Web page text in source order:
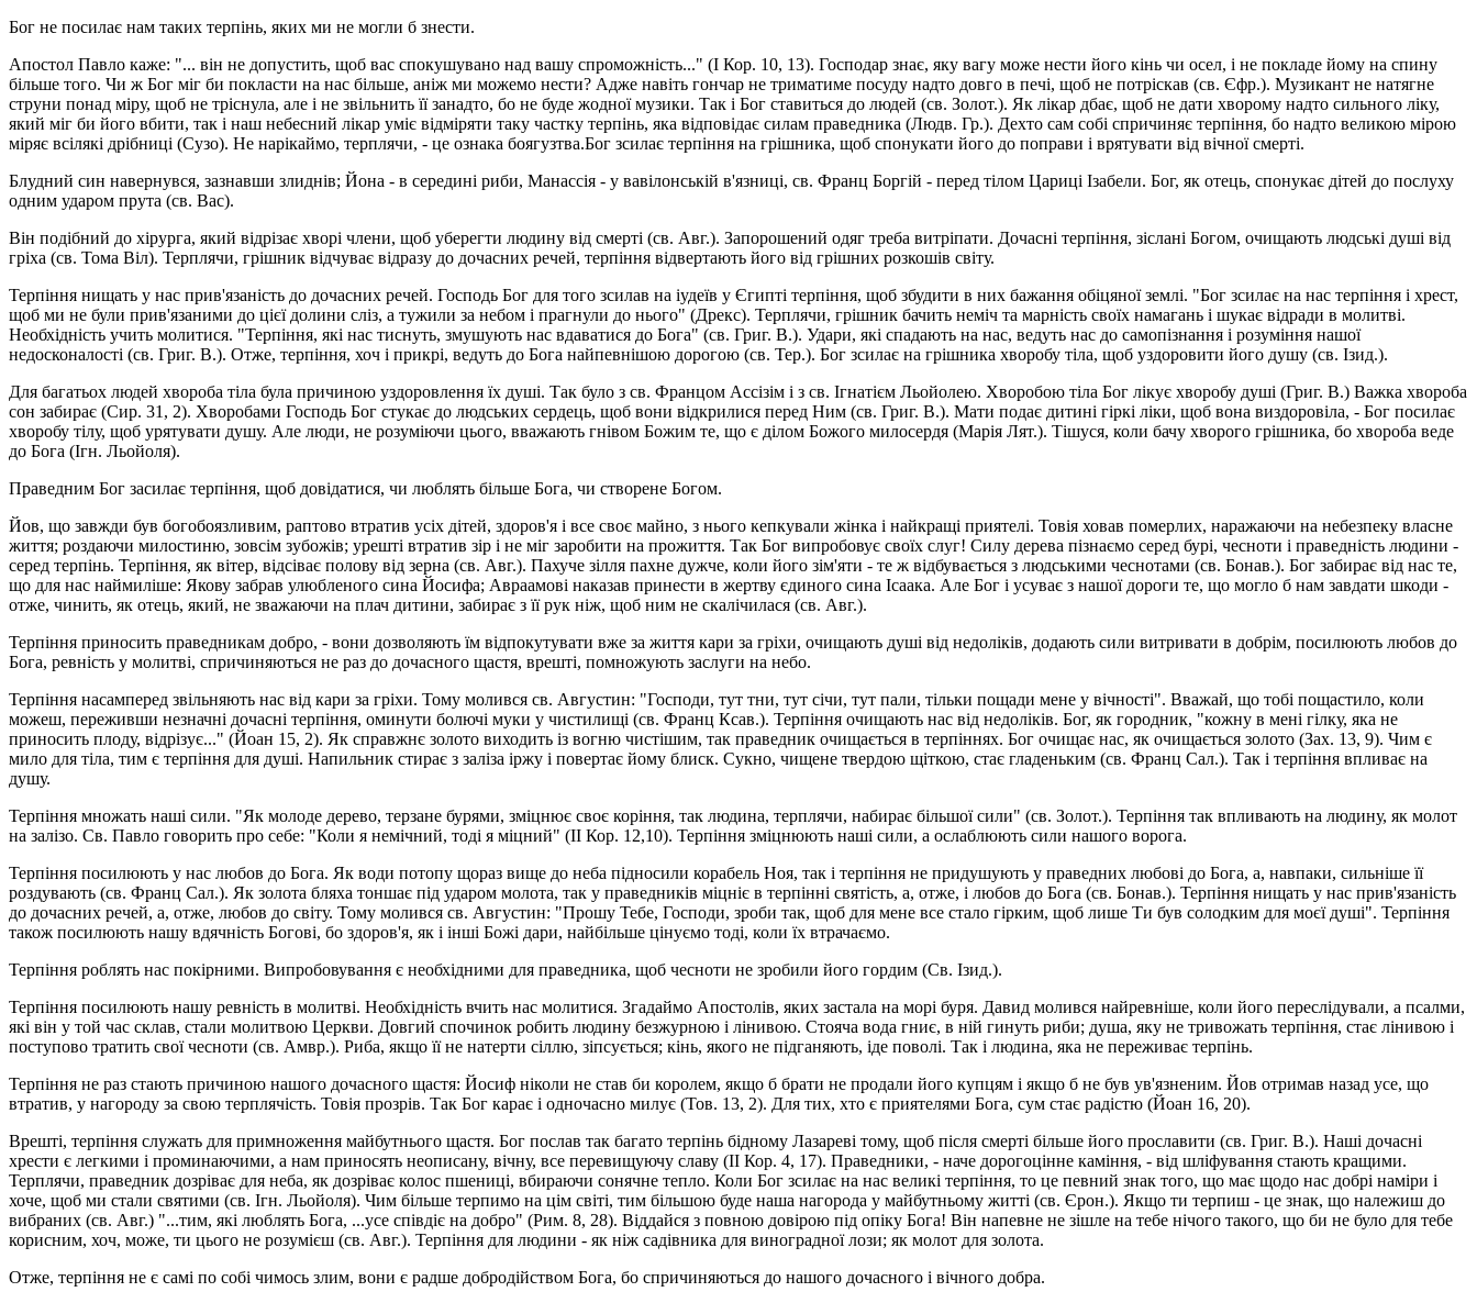
Бог не посилає нам таких терпінь, яких ми не могли б знести.
Апостол Павло каже: "... він не допустить, щоб вас спокушувано над вашу спроможність..." (І Кор. 10, 13). Господар знає, яку вагу може нести його кінь чи осел, і не покладе йому на спину
більше того. Чи ж Бог міг би покласти на нас більше, аніж ми можемо нести? Адже навіть гончар не триматиме посуду надто довго в печі, щоб не потріскав (св. Єфр.). Музикант не натягне
струни понад міру, щоб не тріснула, але і не звільнить її занадто, бо не буде жодної музики. Так і Бог ставиться до людей (св. Золот.). Як лікар дбає, щоб не дати хворому надто сильного ліку,
який міг би його вбити, так і наш небесний лікар уміє відміряти таку частку терпінь, яка відповідає силам праведника (Людв. Гр.). Дехто сам собі спричиняє терпіння, бо надто великою мірою
міряє всілякі дрібниці (Сузо). Не нарікаймо, терплячи, - це ознака боягузтва.Бог зсилає терпіння на грішника, щоб спонукати його до поправи і врятувати від вічної смерті.
Блудний син навернувся, зазнавши злиднів; Йона - в середині риби, Манассія - у вавілонській в'язниці, св. Франц Боргій - перед тілом Цариці Ізабели. Бог, як отець, спонукає дітей до послуху
одним ударом прута (св. Вас).
Він подібний до хірурга, який відрізає хворі члени, щоб уберегти людину від смерті (св. Авг.). Запорошений одяг треба витріпати. Дочасні терпіння, зіслані Богом, очищають людські душі від
гріха (св. Тома Віл). Терплячи, грішник відчуває відразу до дочасних речей, терпіння відвертають його від грішних розкошів світу.
Терпіння нищать у нас прив'язаність до дочасних речей. Господь Бог для того зсилав на іудеїв у Єгипті терпіння, щоб збудити в них бажання обіцяної землі. "Бог зсилає на нас терпіння і хрест,
щоб ми не були прив'язаними до цієї долини сліз, а тужили за небом і прагнули до нього" (Дрекс). Терплячи, грішник бачить неміч та марність своїх намагань і шукає відради в молитві.
Необхідність учить молитися. "Терпіння, які нас тиснуть, змушують нас вдаватися до Бога" (св. Григ. В.). Удари, які спадають на нас, ведуть нас до самопізнання і розуміння нашої
недосконалості (св. Григ. В.). Отже, терпіння, хоч і прикрі, ведуть до Бога найпевнішою дорогою (св. Тер.). Бог зсилає на грішника хворобу тіла, щоб уздоровити його душу (св. Ізид.).
Для багатьох людей хвороба тіла була причиною уздоровлення їх душі. Так було з св. Францом Ассізім і з св. Ігнатієм Льойолею. Хворобою тіла Бог лікує хворобу душі (Григ. В.) Важка хвороба
сон забирає (Сир. 31, 2). Хво­робами Господь Бог стукає до людських сердець, щоб вони відкрилися перед Ним (св. Григ. В.). Мати подає дитині гіркі ліки, щоб вона виздоровіла, - Бог посилає
хворобу тілу, щоб урятувати душу. Але люди, не розуміючи цього, вважають гнівом Божим те, що є ділом Божого милосердя (Марія Лят.). Тішуся, коли бачу хворого грішника, бо хвороба веде
до Бога (Ігн. Льойоля).
Праведним Бог засилає терпіння, щоб довідатися, чи люблять більше Бога, чи створене Богом.
Йов, що завжди був богобоязливим, раптово втратив усіх дітей, здоров'я і все своє майно, з нього кепкували жінка і найкращі приятелі. Товія ховав померлих, наражаючи на небезпеку власне
життя; роздаючи милостиню, зовсім зубожів; урешті втратив зір і не міг заробити на прожиття. Так Бог випробовує своїх слуг! Силу дерева пізнаємо серед бурі, чесноти і праведність людини -
серед терпінь. Терпіння, як вітер, відсіває полову від зерна (св. Авг.). Пахуче зілля пахне дужче, коли його зім'яти - те ж відбувається з людськими чеснотами (св. Бонав.). Бог забирає від нас те,
що для нас наймиліше: Якову забрав улюбленого сина Йосифа; Авраамові наказав принести в жертву єдиного сина Ісаака. Але Бог і усуває з нашої дороги те, що могло б нам завдати шкоди -
отже, чинить, як отець, який, не зважаючи на плач дитини, забирає з її рук ніж, щоб ним не скалічилася (св. Авг.).
Терпіння приносить праведникам добро, - вони дозволяють їм відпокутувати вже за життя кари за гріхи, очищають душі від недоліків, додають сили витривати в добрім, посилюють любов до
Бога, ревність у молитві, спричиняються не раз до дочасного щастя, врешті, помножують заслуги на небо.
Терпіння насамперед звільняють нас від кари за гріхи. Тому молився св. Августин: "Господи, тут тни, тут січи, тут пали, тільки пощади мене у вічності". Вважай, що тобі пощастило, коли
можеш, переживши незначні дочасні терпіння, оминути болючі муки у чистилищі (св. Франц Ксав.). Терпіння очищають нас від недоліків. Бог, як городник, "кожну в мені гілку, яка не
приносить плоду, відрізує..." (Йоан 15, 2). Як справжнє золото виходить із вогню чистішим, так праведник очищається в терпіннях. Бог очищає нас, як очищається золото (Зах. 13, 9). Чим є
мило для тіла, тим є терпіння для душі. Напильник стирає з заліза іржу і повертає йому блиск. Сукно, чищене твердою щіткою, стає гладеньким (св. Франц Сал.). Так і терпіння впливає на
душу.
Терпіння множать наші сили. "Як молоде дерево, терзане бурями, зміцнює своє коріння, так людина, терплячи, набирає більшої сили" (св. Золот.). Терпіння так впливають на людину, як молот
на залізо. Св. Павло говорить про себе: "Коли я немічний, тоді я міцний" (II Кор. 12,10). Терпіння зміцнюють наші сили, а ослаблюють сили нашого ворога.
Терпіння посилюють у нас любов до Бога. Як води потопу щораз вище до неба підносили корабель Ноя, так і терпіння не придушують у праведних любові до Бога, а, навпаки, сильніше її
роздувають (св. Франц Сал.). Як золота бляха тоншає під ударом молота, так у праведників міцніє в терпінні святість, а, отже, і любов до Бога (св. Бонав.). Терпіння нищать у нас при­в'язаність
до дочасних речей, а, отже, любов до світу. Тому молився св. Авгус­тин: "Прошу Тебе, Господи, зроби так, щоб для мене все стало гірким, щоб лише Ти був солодким для моєї душі". Терпіння
також посилюють нашу вдячність Богові, бо здоров'я, як і інші Божі дари, найбільше цінуємо тоді, коли їх втрачаємо.
Терпіння роблять нас покірними. Випробовування є необхідними для праведника, щоб чесноти не зробили його гордим (Св. Ізид.).
Терпіння посилюють нашу ревність в молитві. Необхідність вчить нас молитися. Згадаймо Апостолів, яких застала на морі буря. Давид молився найревніше, коли його переслідували, а псалми,
які він у той час склав, стали молитвою Церкви. Довгий спочинок робить людину безжурною і ліни­вою. Стояча вода гниє, в ній гинуть риби; душа, яку не тривожать терпіння, стає лінивою і
поступово тратить свої чесноти (св. Амвр.). Риба, якщо її не натерти сіллю, зіпсується; кінь, якого не підганяють, іде поволі. Так і людина, яка не переживає терпінь.
Терпіння не раз стають причиною нашого дочасного щастя: Йосиф ніколи не став би королем, якщо б брати не продали його купцям і якщо б не був ув'язненим. Йов отримав назад усе, що
втратив, у нагороду за свою терпля­чість. Товія прозрів. Так Бог карає і одночасно милує (Тов. 13, 2). Для тих, хто є приятелями Бога, сум стає радістю (Йоан 16, 20).
Врешті, терпіння служать для примноження майбутнього щастя. Бог послав так багато терпінь бідному Лазареві тому, щоб після смерті більше його прославити (св. Григ. В.). Наші дочасні
хрести є легкими і проминаючими, а нам приносять неописану, вічну, все перевищуючу славу (II Кор. 4, 17). Праведники, - наче дорогоцінне каміння, - від шліфування стають кращими.
Терплячи, праведник дозріває для неба, як дозріває колос пшениці, вбираючи сонячне тепло. Коли Бог зсилає на нас великі терпіння, то це певний знак того, що має щодо нас добрі наміри і
хоче, щоб ми стали святими (св. Ігн. Льойоля). Чим більше терпимо на цім світі, тим більшою буде наша нагорода у майбутньому житті (св. Єрон.). Якщо ти терпиш - це знак, що належиш до
вибраних (св. Авг.) "...тим, які люблять Бога, ...усе співдіє на добро" (Рим. 8, 28). Віддайся з повною довірою під опіку Бога! Він напевне не зішле на тебе нічого такого, що би не було для тебе
корисним, хоч, може, ти цього не розумієш (св. Авг.). Терпіння для людини - як ніж садівника для виноградної лози; як молот для золота.
Отже, терпіння не є самі по собі чимось злим, вони є радше добродійством Бога, бо спричиняються до нашого дочасного і вічного добра.